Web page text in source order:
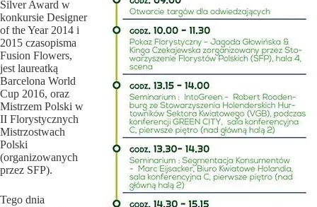
Silver Award w
konkursie Designer
of the Year 2014 i
2015 czasopisma
Fusion Flowers,
jest laureatką
Barcelona World
Cup 2016, oraz
Mistrzem Polski w
II Florystycznych
Mistrzostwach
Polski
(organizowanych
przez SFP).
Tego dnia